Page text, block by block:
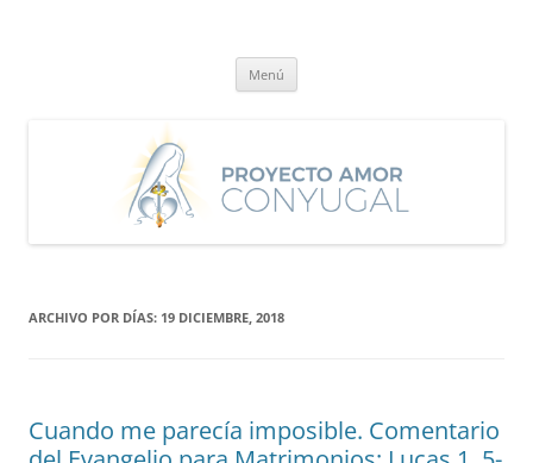
Menú
ARCHIVO POR DÍAS: 19 DICIEMBRE, 2018
Cuando me parecía imposible. Comentario